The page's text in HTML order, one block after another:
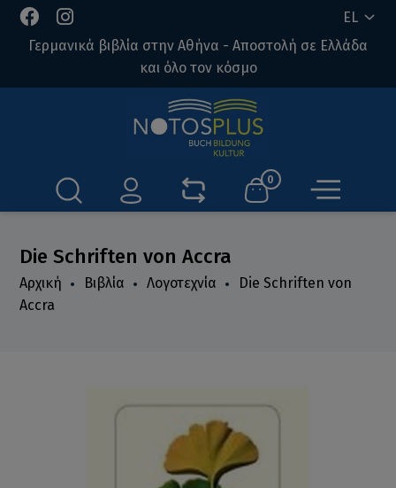
EL
Γερμανικά βιβλία στην Αθήνα - Αποστολή σε Ελλάδα
και όλο τον κόσμο
0
Die Schriften von Accra
Αρχική Βιβλία Λογοτεχνία
Die Schriften von
Accra